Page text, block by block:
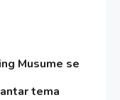
Musume se
tema